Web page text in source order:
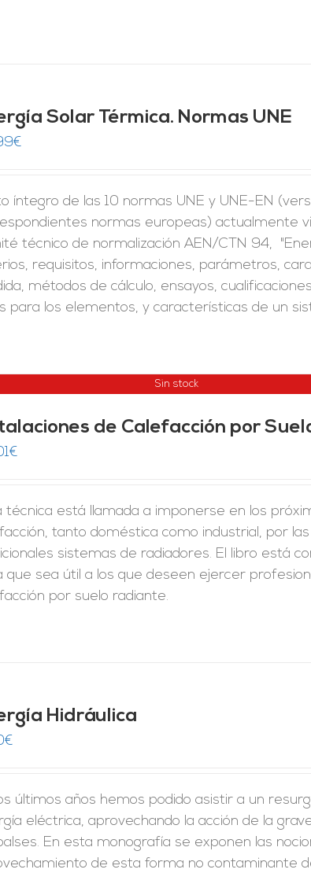
Solar Térmica. Normas UNE
€
íntegro de las 10 normas UNE y UNE-EN
normas europeas) actualmente
técnico de normalización AEN/CTN 94,
requisitos, informaciones, parámetros,
métodos de cálculo, ensayos,
para los elementos, y características de un
Sin stock
de Calefacción por
€
técnica está llamada a imponerse en los
tanto doméstica como industrial, por
sistemas de radiadores. El libro está
que sea útil a los que deseen ejercer
por suelo radiante.
Hidráulica
€
últimos años hemos podido asistir a un
eléctrica, aprovechando la acción de la
En esta monografía se exponen las
de esta forma no contaminante